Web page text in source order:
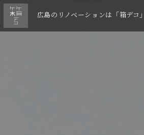
広島のリノベーションは「箱デコ」